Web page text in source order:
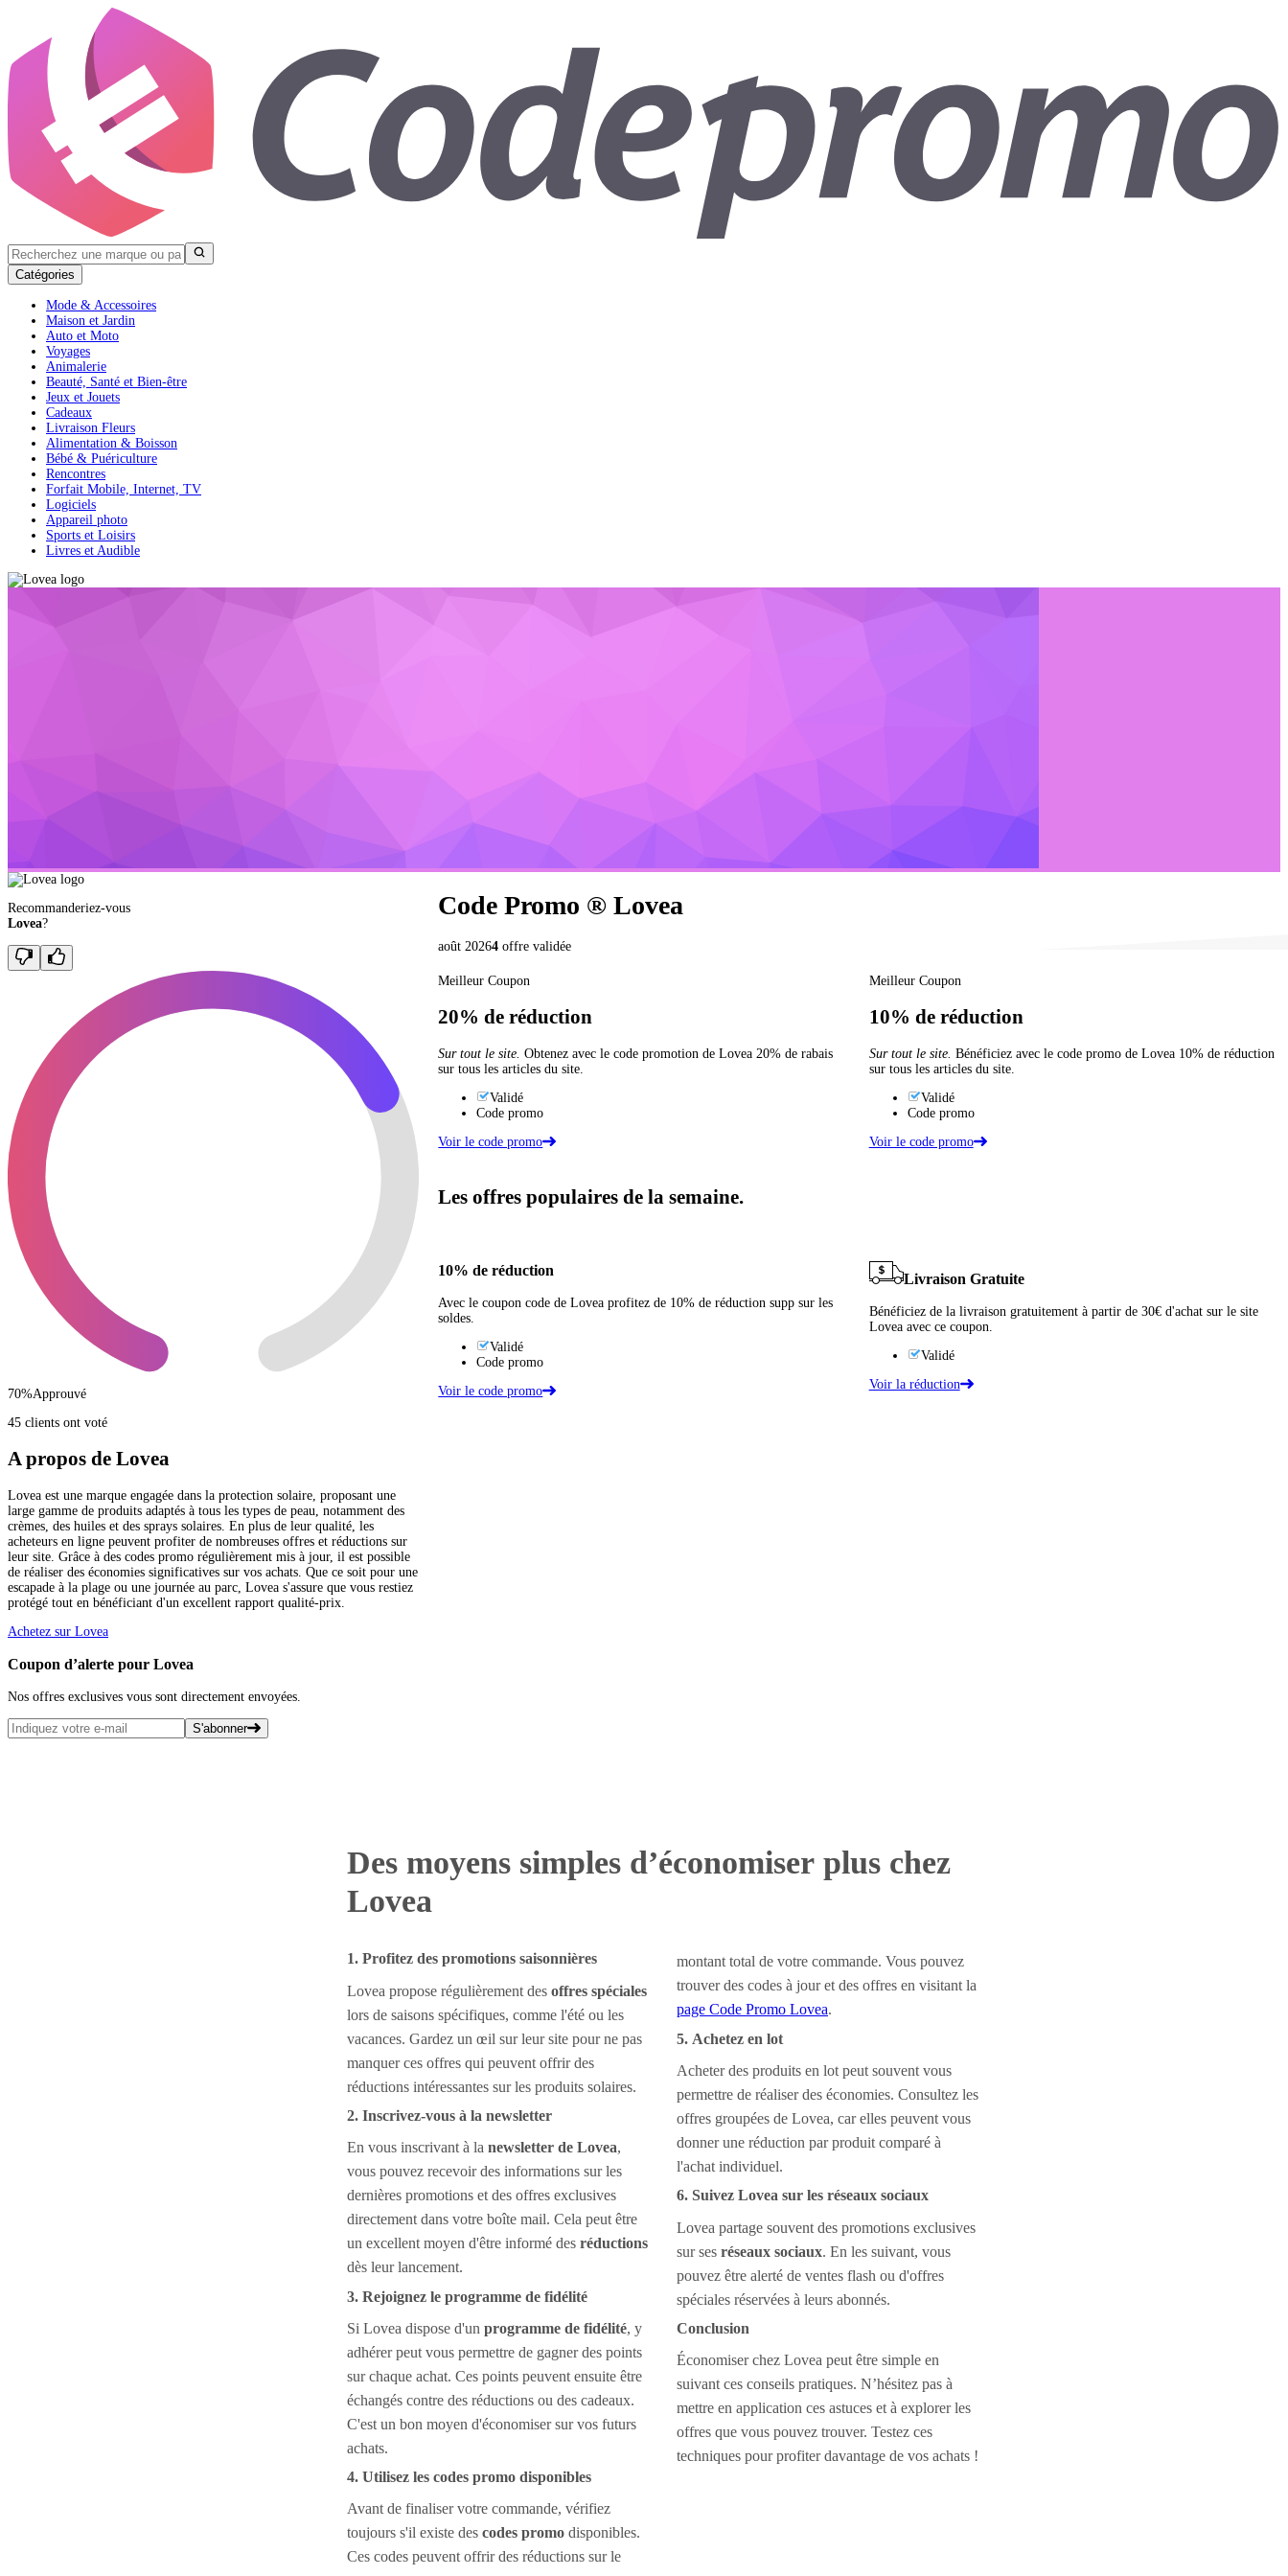
Catégories
Mode & Accessoires
Maison et Jardin
Auto et Moto
Voyages
Animalerie
Beauté, Santé et Bien-être
Jeux et Jouets
Cadeaux
Livraison Fleurs
Alimentation & Boisson
Bébé & Puériculture
Rencontres
Forfait Mobile, Internet, TV
Logiciels
Appareil photo
Sports et Loisirs
Livres et Audible
Code Promo ® Lovea
août 20264 offre validée
Meilleur Coupon
20% de réduction
Sur tout le site. Obtenez avec le code promotion de Lovea 20% de rabais
sur tous les articles du site.
Validé
Code promo
Voir le code promo
Meilleur Coupon
10% de réduction
Sur tout le site. Bénéficiez avec le code promo de Lovea 10% de réduction
sur tous les articles du site.
Validé
Code promo
Voir le code promo
Les offres populaires de la semaine.
10% de réduction
Avec le coupon code de Lovea profitez de 10% de réduction supp sur les
soldes.
Validé
Code promo
Voir le code promo
Livraison Gratuite
Bénéficiez de la livraison gratuitement à partir de 30€ d'achat sur le site
Lovea avec ce coupon.
Validé
Voir la réduction
Recommanderiez-vous
Lovea?
70%Approuvé
45 clients ont voté
A propos de Lovea
Lovea est une marque engagée dans la protection solaire, proposant une
large gamme de produits adaptés à tous les types de peau, notamment des
crèmes, des huiles et des sprays solaires. En plus de leur qualité, les
acheteurs en ligne peuvent profiter de nombreuses offres et réductions sur
leur site. Grâce à des codes promo régulièrement mis à jour, il est possible
de réaliser des économies significatives sur vos achats. Que ce soit pour une
escapade à la plage ou une journée au parc, Lovea s'assure que vous restiez
protégé tout en bénéficiant d'un excellent rapport qualité-prix.
Achetez sur Lovea
Coupon d’alerte pour Lovea
Nos offres exclusives vous sont directement envoyées.
S'abonner
Des moyens simples d’économiser plus chez
Lovea
1. Profitez des promotions saisonnières
Lovea propose régulièrement des offres spéciales
lors de saisons spécifiques, comme l'été ou les
vacances. Gardez un œil sur leur site pour ne pas
manquer ces offres qui peuvent offrir des
réductions intéressantes sur les produits solaires.
2. Inscrivez-vous à la newsletter
En vous inscrivant à la newsletter de Lovea,
vous pouvez recevoir des informations sur les
dernières promotions et des offres exclusives
directement dans votre boîte mail. Cela peut être
un excellent moyen d'être informé des réductions
dès leur lancement.
3. Rejoignez le programme de fidélité
Si Lovea dispose d'un programme de fidélité, y
adhérer peut vous permettre de gagner des points
sur chaque achat. Ces points peuvent ensuite être
échangés contre des réductions ou des cadeaux.
C'est un bon moyen d'économiser sur vos futurs
achats.
4. Utilisez les codes promo disponibles
Avant de finaliser votre commande, vérifiez
toujours s'il existe des codes promo disponibles.
Ces codes peuvent offrir des réductions sur le
montant total de votre commande. Vous pouvez
trouver des codes à jour et des offres en visitant la
page Code Promo Lovea.
5. Achetez en lot
Acheter des produits en lot peut souvent vous
permettre de réaliser des économies. Consultez les
offres groupées de Lovea, car elles peuvent vous
donner une réduction par produit comparé à
l'achat individuel.
6. Suivez Lovea sur les réseaux sociaux
Lovea partage souvent des promotions exclusives
sur ses réseaux sociaux. En les suivant, vous
pouvez être alerté de ventes flash ou d'offres
spéciales réservées à leurs abonnés.
Conclusion
Économiser chez Lovea peut être simple en
suivant ces conseils pratiques. N’hésitez pas à
mettre en application ces astuces et à explorer les
offres que vous pouvez trouver. Testez ces
techniques pour profiter davantage de vos achats !